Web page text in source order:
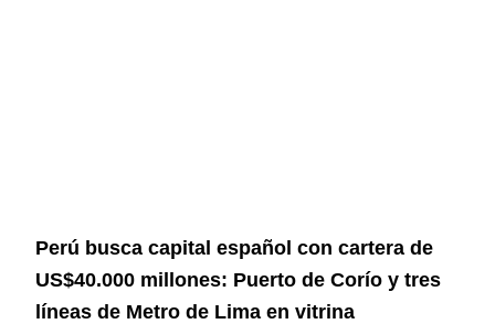
Perú busca capital español con cartera de
US$40.000 millones: Puerto de Corío y tres
líneas de Metro de Lima en vitrina